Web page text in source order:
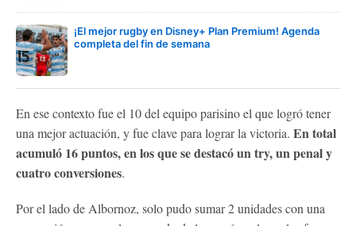
¡El mejor rugby en Disney+ Plan Premium! Agenda
completa del fin de semana
En ese contexto fue el 10 del equipo parisino el que logró tener
una mejor actuación, y fue clave para lograr la victoria. En total
acumuló 16 puntos, en los que se destacó un try, un penal y
cuatro conversiones.
Por el lado de Albornoz, solo pudo sumar 2 unidades con una